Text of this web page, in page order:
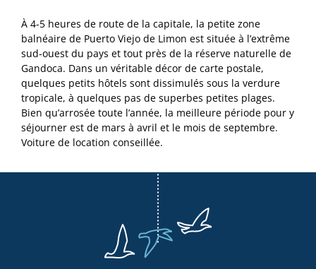
À 4-5 heures de route de la capitale, la petite zone
balnéaire de Puerto Viejo de Limon est située à l’extrême
sud-ouest du pays et tout près de la réserve naturelle de
Gandoca. Dans un véritable décor de carte postale,
quelques petits hôtels sont dissimulés sous la verdure
tropicale, à quelques pas de superbes petites plages.
Bien qu’arrosée toute l’année, la meilleure période pour y
séjourner est de mars à avril et le mois de septembre.
Voiture de location conseillée.